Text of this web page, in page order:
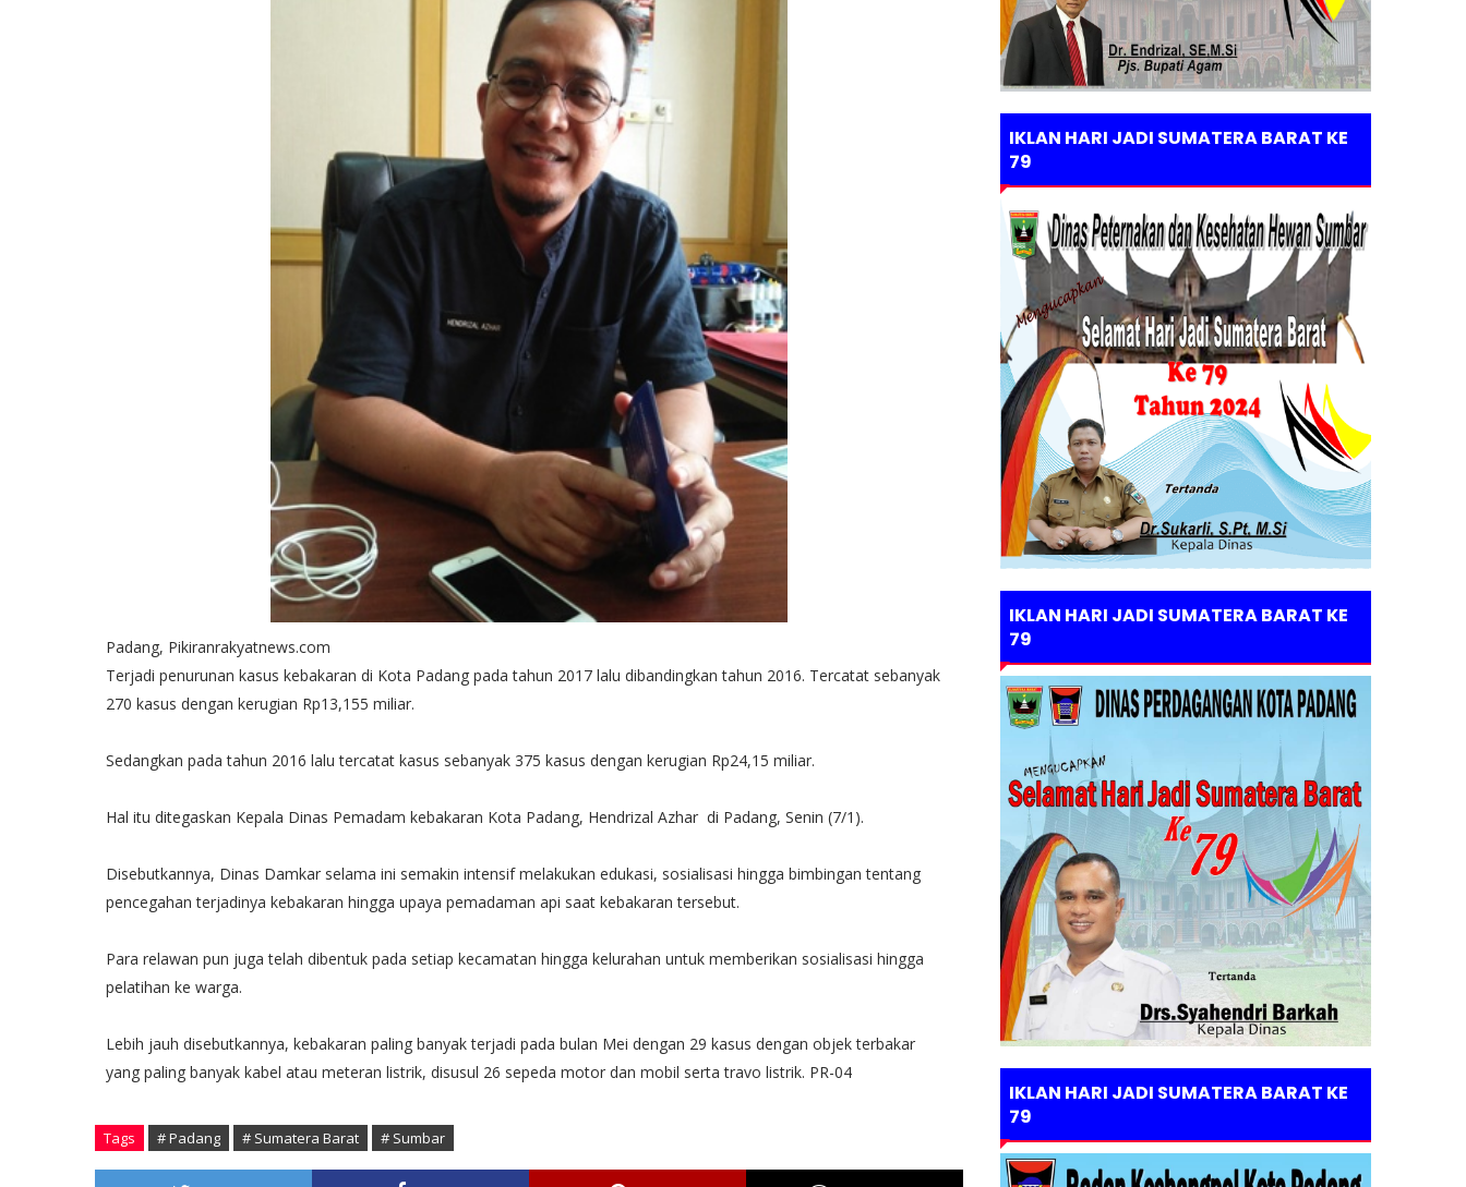
Padang, Pikiranrakyatnews.com
Terjadi penurunan kasus kebakaran di Kota Padang pada tahun 2017 lalu dibandingkan tahun 2016. Tercatat sebanyak
270 kasus dengan kerugian Rp13,155 miliar.
Sedangkan pada tahun 2016 lalu tercatat kasus sebanyak 375 kasus dengan kerugian Rp24,15 miliar.
Hal itu ditegaskan Kepala Dinas Pemadam kebakaran Kota Padang, Hendrizal Azhar di Padang, Senin (7/1).
Disebutkannya, Dinas Damkar selama ini semakin intensif melakukan edukasi, sosialisasi hingga bimbingan tentang
pencegahan terjadinya kebakaran hingga upaya pemadaman api saat kebakaran tersebut.
Para relawan pun juga telah dibentuk pada setiap kecamatan hingga kelurahan untuk memberikan sosialisasi hingga
pelatihan ke warga.
Lebih jauh disebutkannya, kebakaran paling banyak terjadi pada bulan Mei dengan 29 kasus dengan objek terbakar
yang paling banyak kabel atau meteran listrik, disusul 26 sepeda motor dan mobil serta travo listrik. PR-04
Tags # Padang # Sumatera Barat # Sumbar
IKLAN HARI JADI SUMATERA BARAT KE
79
IKLAN HARI JADI SUMATERA BARAT KE
79
IKLAN HARI JADI SUMATERA BARAT KE
79